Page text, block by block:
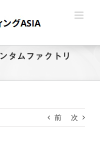
タムファクトリ
前 次